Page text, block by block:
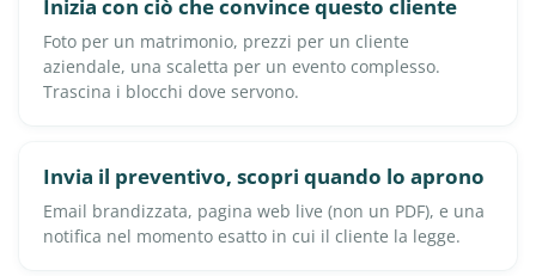
Inizia con ciò che convince questo cliente
Foto per un matrimonio, prezzi per un cliente
aziendale, una scaletta per un evento complesso.
Trascina i blocchi dove servono.
Invia il preventivo, scopri quando lo aprono
Email brandizzata, pagina web live (non un PDF), e una
notifica nel momento esatto in cui il cliente la legge.